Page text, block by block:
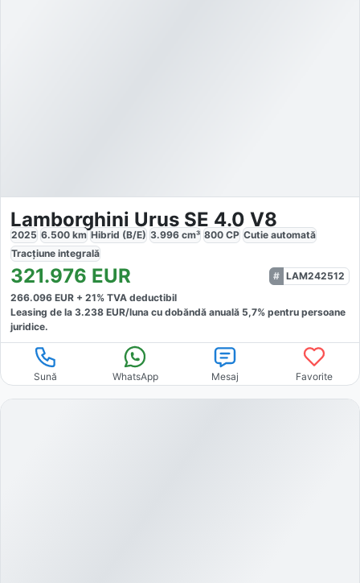
Lamborghini Urus SE 4.0 V8
2025 6.500 km Hibrid (B/E) 3.996 cm³ 800 CP Cutie automată
Tracțiune integrală
321.976 EUR
LAM242512
266.096 EUR + 21% TVA deductibil
Leasing de la 3.238 EUR/luna cu dobăndă anuală 5,7% pentru persoane
juridice.
Sună WhatsApp Mesaj Favorite